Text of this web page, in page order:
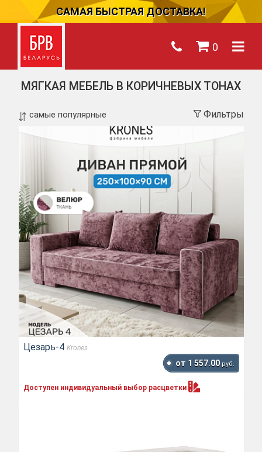
САМАЯ БЫСТРАЯ ДОСТАВКА!
0
МЯГКАЯ МЕБЕЛЬ В КОРИЧНЕВЫХ ТОНАХ
Фильтры
Цезарь-4 Krones
от 1 557.00 руб.
Доступен индивидуальный выбор расцветки